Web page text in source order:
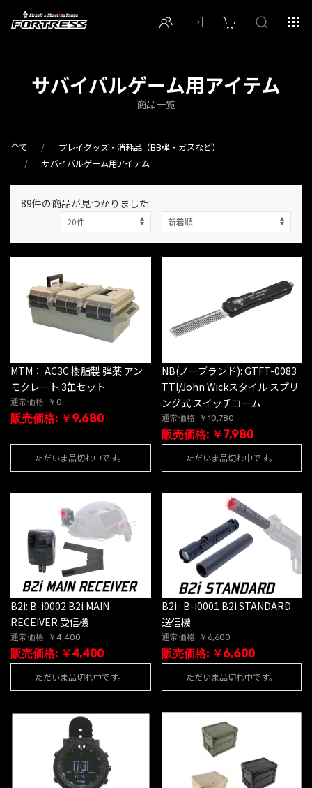
サバイバルゲーム用アイテム
商品一覧
全て
プレイグッズ・消耗品（BB弾・ガスなど）
サバイバルゲーム用アイテム
89件の商品が見つかりました
MTM： AC3C 樹脂製 弾薬 アン
モクレート 3缶セット
通常価格: ￥0
販売価格: ￥9,680
ただいま品切れ中です。
NB(ノーブランド): GTFT-0083
TTI/John Wickスタイル スプリ
ング式 スイッチコーム
通常価格: ￥10,780
販売価格: ￥7,980
ただいま品切れ中です。
B2i: B-i0002 B2i MAIN
RECEIVER 受信機
通常価格: ￥4,400
販売価格: ￥4,400
ただいま品切れ中です。
B2i : B-i0001 B2i STANDARD
送信機
通常価格: ￥6,600
販売価格: ￥6,600
ただいま品切れ中です。